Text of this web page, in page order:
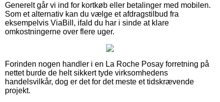
Generelt går vi ind for kortkøb eller betalinger med mobilen.
Som et alternativ kan du vælge et afdragstilbud fra
eksempelvis ViaBill, ifald du har i sinde at klare
omkostningerne over flere uger.
Forinden nogen handler i en La Roche Posay forretning på
nettet burde de helt sikkert tyde virksomhedens
handelsvilkår, dog er det for det meste et tidskrævende
projekt.